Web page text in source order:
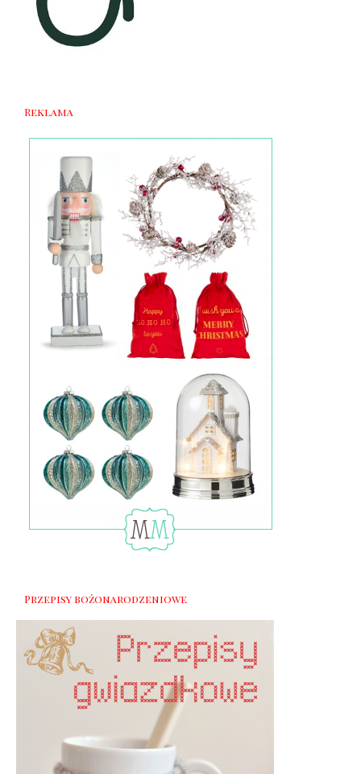
Reklama
Przepisy bożonarodzeniowe